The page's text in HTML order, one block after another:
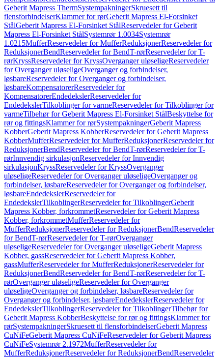
Geberit Mapress ThermSystempakningerSkruesett til
flensforbindelserKlammer for rørGeberit Mapress El-Forsinket
StålGeberit Mapress El-Forsinket StålReservedeler for Geberit
Mapress El-Forsinket StålSystemrør 1.0034Systemrør
1.0215MufferReservedeler for MufferReduksjonerReservedeler for
ReduksjonerBendReservedeler for BendT-rørReservedeler for T-
rørKryssReservedeler for KryssOverganger uløseligeReservedeler
for Overganger uløseligeOverganger og forbindelser,
løsbareReservedeler for Overganger og forbindelser,
løsbareKompensatorerReservedeler for
KompensatorerEndedekslerReservedeler for
EndedekslerTilkoblinger for varmeReservedeler for Tilkoblinger for
varmeTilbehør for Geberit Mapress El-Forsinket StålBeskyttelse for
rør og fittingsKlammer for rørSystempakningerGeberit Mapress
KobberGeberit Mapress KobberReservedeler for Geberit Mapress
KobberMufferReservedeler for MufferReduksjonerReservedeler for
ReduksjonerBendReservedeler for BendT-rørReservedeler for T-
rørInnvendig sirkulasjonReservedeler for Innvendig
sirkulasjonKryssReservedeler for KryssOverganger
uløseligeReservedeler for Overganger uløseligeOverganger og
forbindelser, løsbareReservedeler for Overganger og forbindelser,
løsbareEndedekslerReservedeler for
EndedekslerTilkoblingerReservedeler for TilkoblingerGeberit
Mapress Kobber, forkrommetReservedeler for Geberit Mapress
Kobber, forkrommetMufferReservedeler for
MufferReduksjonerReservedeler for ReduksjonerBendReservedeler
for BendT-rørReservedeler for T-rørOverganger
uløseligeReservedeler for Overganger uløseligeGeberit Mapress
Kobber, gassReservedeler for Geberit Mapress Kobber,
gassMufferReservedeler for MufferReduksjonerReservedeler for
ReduksjonerBendReservedeler for BendT-rørReservedeler for T-
rørOverganger uløseligeReservedeler for Overganger
uløseligeOverganger og forbindelser, løsbareReservedeler for
Overganger og forbindelser, løsbareEndedekslerReservedeler for
EndedekslerTilkoblingerReservedeler for TilkoblingerTilbehør for
Geberit Mapress KobberBeskyttelse for rør og fittingsKlammer for
rørSystempakningerSkruesett til flensforbindelserGeberit Mapress
CuNiFeGeberit Mapress CuNiFeReservedeler for Geberit Mapress
CuNiFeSystemrør 2.1972MufferReservedeler for
MufferReduksjonerReservedeler for ReduksjonerBendReservedeler